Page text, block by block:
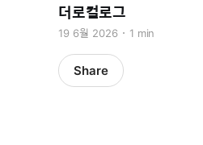
더로컬로그
19 6월 2026 1 min
Share